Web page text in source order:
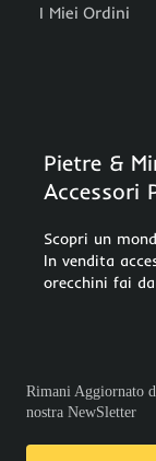
I Miei Ordini
Pietre &
Accessori
Scopri un
In vendita
orecchini fai
Rimani Aggiornato
nostra NewSletter